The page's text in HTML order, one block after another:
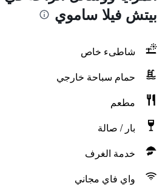
بيتش فيلا ساموي
شاطىء خاص
حمام سباحة خارجي
مطعم
بار / صالة
خدمة الغرف
واي فاي مجاني